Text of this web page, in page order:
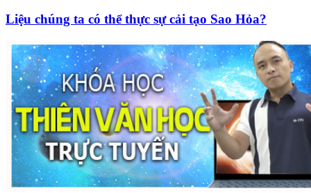
Liệu chúng ta có thể thực sự cải tạo Sao Hỏa?